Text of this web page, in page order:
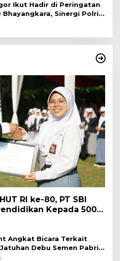
Ikut Hadir di Peringatan
Bhayangkara, Sinergi Polri
Bogor Jadi Kunci Menjaga
RI ke-80, PT SBI
Kepada 500
Angkat Bicara Terkait
Debu Semen Pabrik